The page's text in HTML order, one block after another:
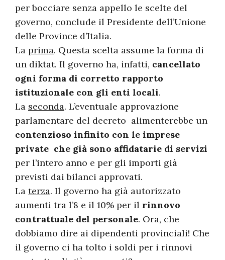
per bocciare senza appello le scelte del
governo, conclude il Presidente dell’Unione
delle Province d’Italia.
La prima. Questa scelta assume la forma di
un diktat. Il governo ha, infatti, cancellato
ogni forma di corretto rapporto
istituzionale con gli enti locali.
La seconda. L’eventuale approvazione
parlamentare del decreto alimenterebbe un
contenzioso infinito con le imprese
private che già sono affidatarie di servizi
per l’intero anno e per gli importi già
previsti dai bilanci approvati.
La terza. Il governo ha già autorizzato
aumenti tra l’8 e il 10% per il rinnovo
contrattuale del personale. Ora, che
dobbiamo dire ai dipendenti provinciali! Che
il governo ci ha tolto i soldi per i rinnovi